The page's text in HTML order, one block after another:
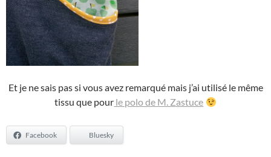
Et je ne sais pas si vous avez remarqué mais j’ai utilisé le même
tissu que pour le polo de M. Zastuce
Facebook Bluesky